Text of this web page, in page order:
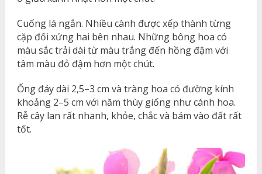
Cuống lá ngắn. Nhiều cành được xếp thành từng
cặp đối xứng hai bên nhau. Những bông hoa có
màu sắc trải dài từ màu trắng đến hồng đậm với
tâm màu đỏ đậm hơn một chút.
Ống đáy dài 2,5–3 cm và tràng hoa có đường kính
khoảng 2–5 cm với năm thùy giống như cánh hoa.
Rễ cây lan rất nhanh, khỏe, chắc và bám vào đất rất
tốt.